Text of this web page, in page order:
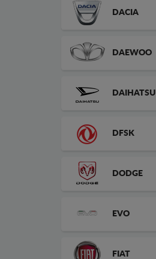
DACIA
DAEWOO
DAIHATSU
DFSK
DODGE
EVO
FIAT